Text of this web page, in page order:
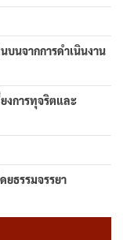
บนจากการดำเนินงาน
งการทุจริตและ
ยธรรมจรรยา